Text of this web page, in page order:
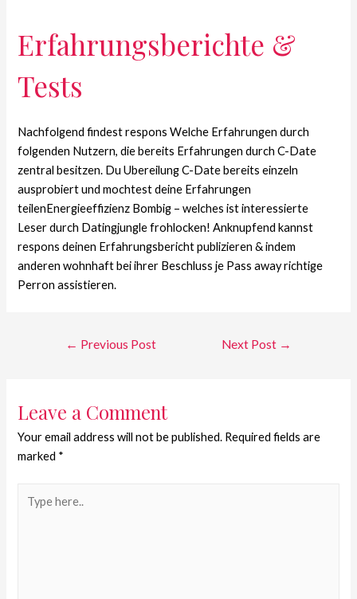
Erfahrungsberichte &
Tests
Nachfolgend findest respons Welche Erfahrungen durch
folgenden Nutzern, die bereits Erfahrungen durch C-Date
zentral besitzen. Du Ubereilung C-Date bereits einzeln
ausprobiert und mochtest deine Erfahrungen
teilenEnergieeffizienz Bombig – welches ist interessierte
Leser durch Datingjungle frohlocken! Anknupfend kannst
respons deinen Erfahrungsbericht publizieren & indem
anderen wohnhaft bei ihrer Beschluss je Pass away richtige
Perron assistieren.
← Previous Post Next Post →
Leave a Comment
Your email address will not be published. Required fields are
marked *